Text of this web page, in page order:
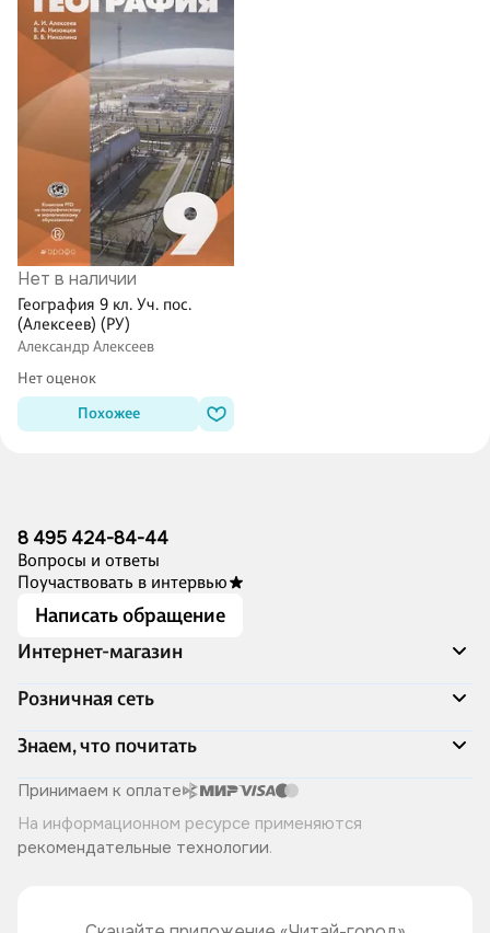
Нет в наличии
География 9 кл. Уч. пос.
(Алексеев) (РУ)
Александр Алексеев
Нет оценок
Похожее
8 495 424-84-44
Вопросы и ответы
Поучаствовать в интервью
Написать обращение
Интернет-магазин
Акции
Доставка и оплата
Программа лояльности
Подарочные сертификаты
Правила продажи
Политика конфиденциальности
Розничная сеть
Адреса магазинов
О компании
Хотите у нас работать?
Знаем, что почитать
Скоро в продаже
Лучшие из лучших
Читай-журнал
Принимаем к оплате
На информационном ресурсе применяются
рекомендательные технологии.